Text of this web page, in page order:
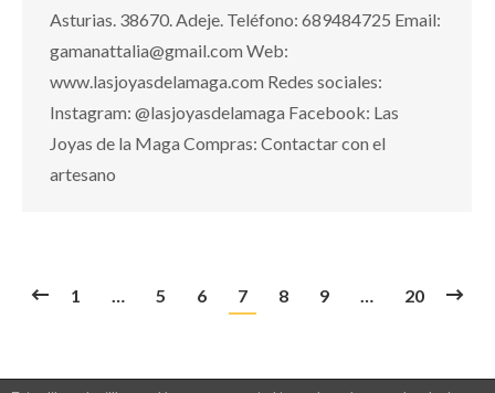
Asturias. 38670. Adeje. Teléfono: 689484725 Email:
gamanattalia@gmail.com Web:
www.lasjoyasdelamaga.com Redes sociales:
Instagram: @lasjoyasdelamaga Facebook: Las
Joyas de la Maga Compras: Contactar con el
artesano
1 5 6 7 8 9 20